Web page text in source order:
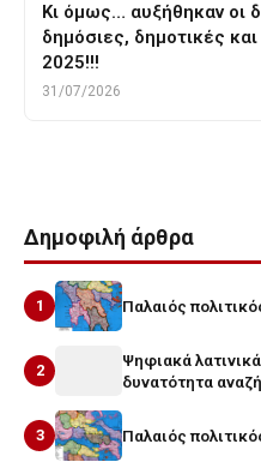
Κι όμως… αυξήθηκαν οι
δημόσιες, δημοτικές
2025!!!
31/07/2026
Δημοφιλή άρθρα
1 Παλαιός
2
Ψηφιακά
δυνατότητα
3 Παλαιός